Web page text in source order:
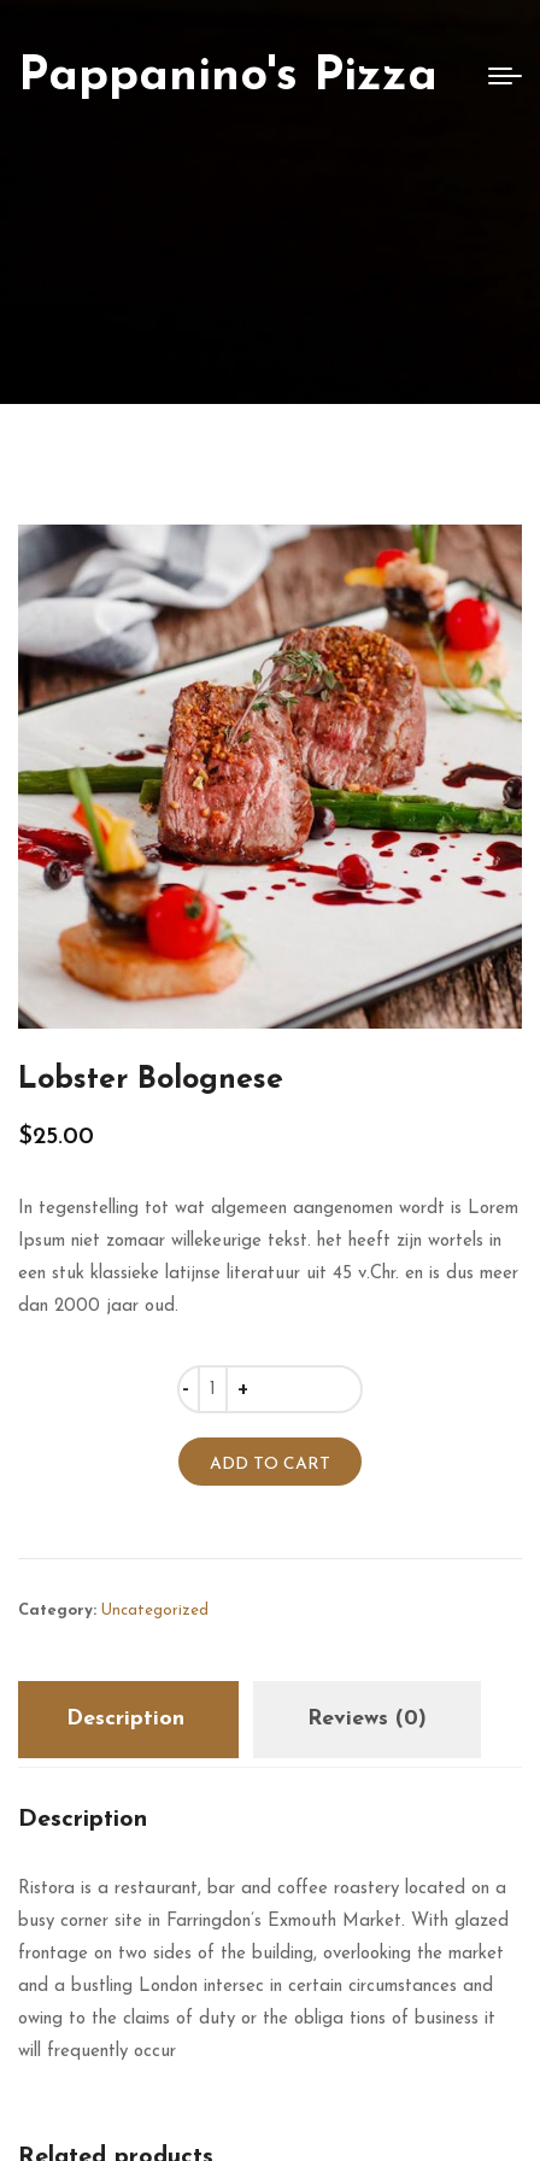
Pappanino's Pizza
Lobster Bolognese
$25.00
In tegenstelling tot wat algemeen aangenomen wordt is Lorem
Ipsum niet zomaar willekeurige tekst. het heeft zijn wortels in
een stuk klassieke latijnse literatuur uit 45 v.Chr. en is dus meer
dan 2000 jaar oud.
Quantity
ADD TO CART
Category: Uncategorized
Description Reviews (0)
Description
Ristora is a restaurant, bar and coffee roastery located on a
busy corner site in Farringdon’s Exmouth Market. With glazed
frontage on two sides of the building, overlooking the market
and a bustling London intersec in certain circumstances and
owing to the claims of duty or the obliga tions of business it
will frequently occur